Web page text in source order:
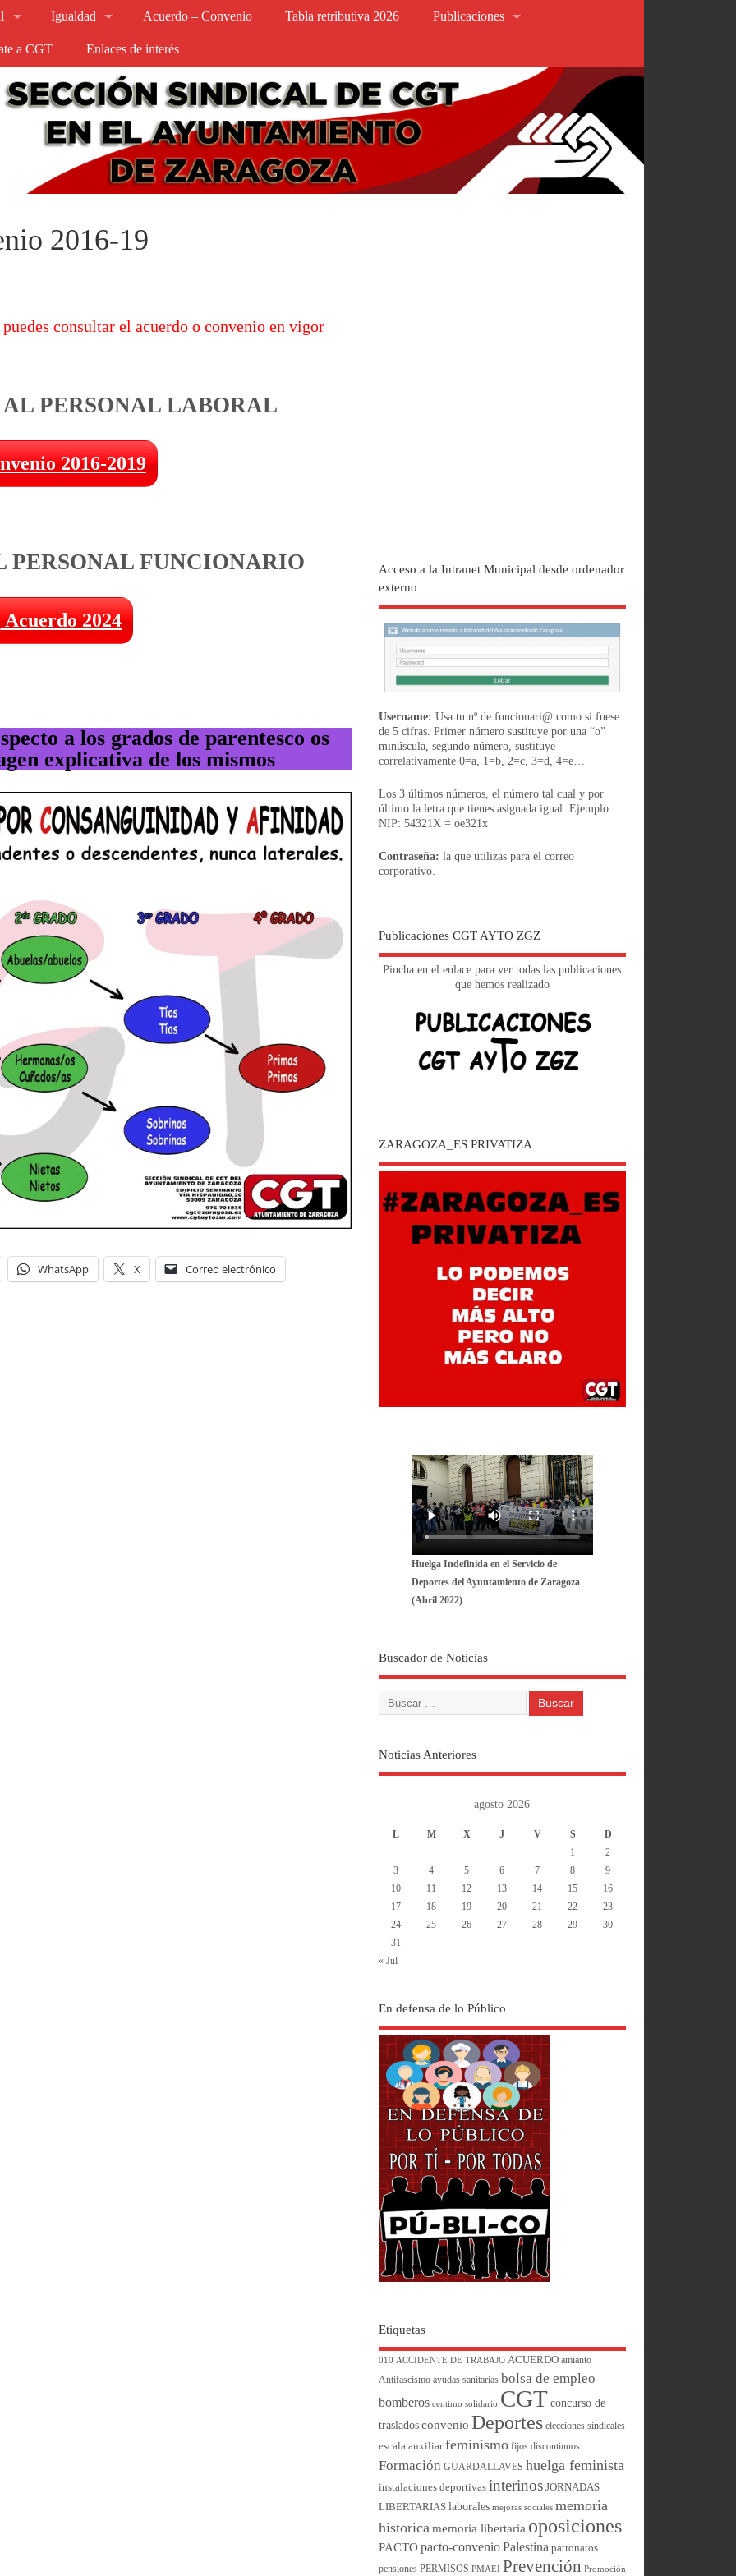
Igualdad Acuerdo – Convenio Tabla retributiva 2026 Publicaciones
a CGT Enlaces de interés
2016-19
consultar el acuerdo o convenio en vigor
PERSONAL LABORAL
2016-2019
FUNCIONARIO
Acuerdo 2024
a los grados de parentesco os
explicativa de los mismos
WhatsApp X Correo electrónico
Acceso a la Intranet Municipal desde ordenador
externo
Username: Usa tu nº de funcionari@ como si fuese
de 5 cifras. Primer número sustituye por una “o”
minúscula, segundo número, sustituye
correlativamente 0=a, 1=b, 2=c, 3=d, 4=e…
Los 3 últimos números, el número tal cual y por
último la letra que tienes asignada igual. Ejemplo:
NIP: 54321X = oe321x
Contraseña: la que utilizas para el correo
corporativo.
Publicaciones CGT AYTO ZGZ
Pincha en el enlace para ver todas las publicaciones
que hemos realizado
ZARAGOZA_ES PRIVATIZA
Huelga Indefinida en el Servicio de
Deportes del Ayuntamiento de Zaragoza
(Abril 2022)
Buscador de Noticias
Noticias Anteriores
agosto 2026
L M X J V S
D
1
2
3
4 5 6 7 8
9
10
11 12 13 14 15
16
17
18 19 20 21 22
23
24
25 26 27 28 29
30
31
« Jul
En defensa de lo Público
Etiquetas
010 ACCIDENTE DE TRABAJO ACUERDO amianto
Antifascismo ayudas sanitarias bolsa de empleo
bomberos centimo solidario CGT concurso de
traslados convenio Deportes elecciones sindicales
escala auxiliar feminismo fijos discontinuos
Formación GUARDALLAVES huelga feminista
instalaciones deportivas interinos JORNADAS
LIBERTARIAS laborales mejoras sociales memoria
historica memoria libertaria oposiciones
PACTO pacto-convenio Palestina patronatos
pensiones PERMISOS PMAEI Prevención Promoción